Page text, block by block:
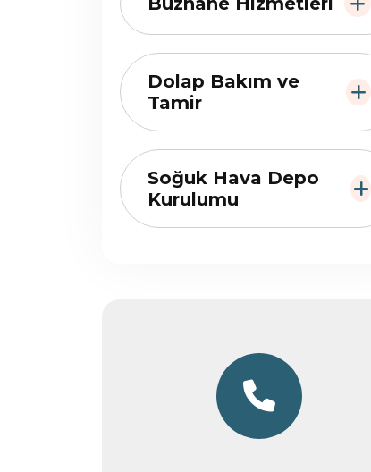
Dolap Bakım ve
Tamir
Soğuk Hava Depo
Kurulumu